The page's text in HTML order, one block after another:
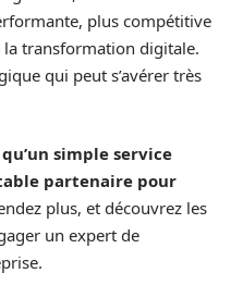
plus compétitive
la transformation digitale.
qui peut s’avérer très
simple service
partenaire pour
plus, et découvrez les
un expert de